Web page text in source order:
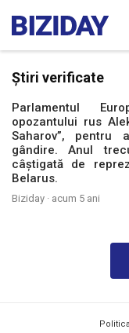
Știri verificate
Parlamentul
opozantului rus
Saharov”, pentru
gândire. Anul
câștigată de
Belarus.
Biziday · acum 5 ani